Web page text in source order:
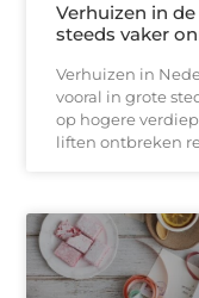
Verhuizen in
steeds vaker
Verhuizen in
vooral in grote
op hogere
liften ontbreken